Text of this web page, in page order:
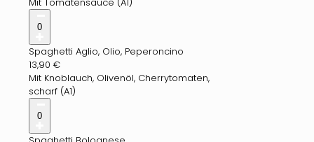
Mit Tomatensauce (A1)
0
Spaghetti Aglio, Olio, Peperoncino
13,90 €
Mit Knoblauch, Olivenöl, Cherrytomaten,
scharf (A1)
0